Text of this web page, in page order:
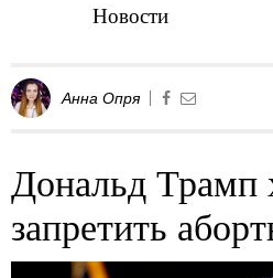
Новости
Анна Опря
Дональд Трамп
запретить